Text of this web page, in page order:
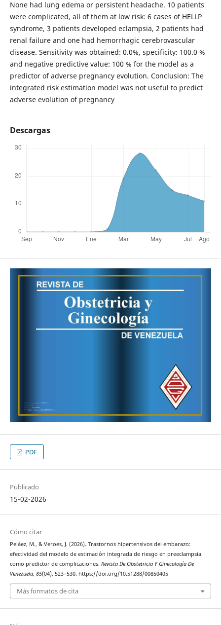
None had lung edema or persistent headache. 10 patients
were complicated, all of them at low risk: 6 cases of HELLP
syndrome, 3 patients developed eclampsia, 2 patients had
renal failure and one had hemorrhagic cerebrovascular
disease. Sensitivity was obtained: 0.0%, specificity: 100.0 %
and negative predictive value: 100 % for the model as a
predictor of adverse pregnancy evolution. Conclusion: The
integrated risk estimation model was not useful to predict
adverse evolution of pregnancy
Descargas
PDF
Publicado
15-02-2026
Cómo citar
Peláez, M., & Veroes, J. (2026). Trastornos hipertensivos del embarazo:
efectividad del modelo de estimación integrada de riesgo en preeclampsia
como predictor de complicaciones. Revista De Obstetricia Y Ginecología De
Venezuela, 85(04), 523–530. https://doi.org/10.51288/00850405
Más formatos de cita